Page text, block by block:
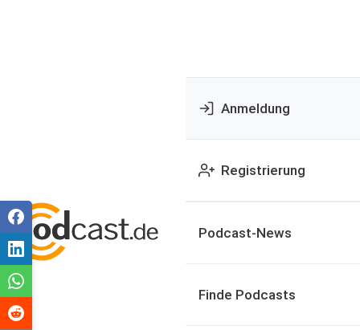
Anmeldung
Registrierung
Podcast-News
Finde Podcasts